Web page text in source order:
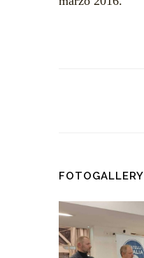
FOTOGALLERY